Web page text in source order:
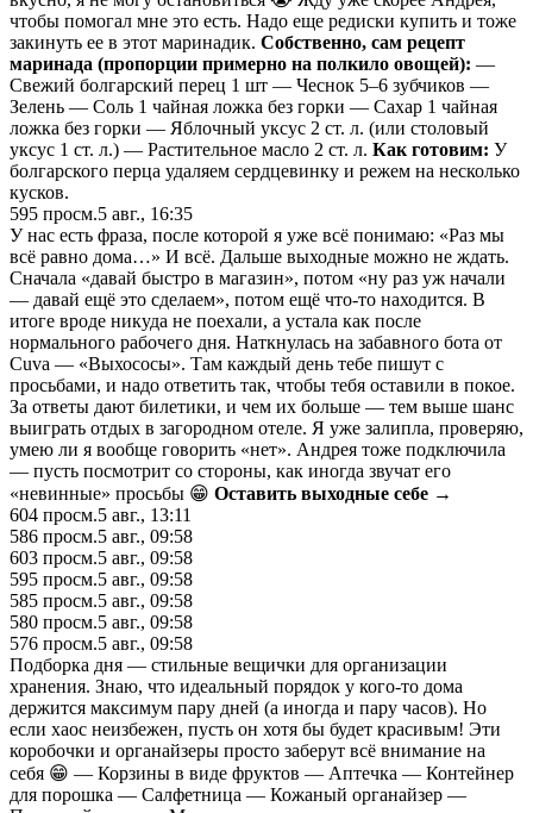
чтобы помогал мне это есть. Надо еще редиски купить и тоже
закинуть ее в этот маринадик. Собственно, сам рецепт
маринада (пропорции примерно на полкило овощей): —
Свежий болгарский перец 1 шт — Чеснок 5–6 зубчиков —
Зелень — Соль 1 чайная ложка без горки — Сахар 1 чайная
ложка без горки — Яблочный уксус 2 ст. л. (или столовый
уксус 1 ст. л.) — Растительное масло 2 ст. л. Как готовим: У
болгарского перца удаляем сердцевинку и режем на несколько
кусков.
595 просм.5 авг., 16:35
У нас есть фраза, после которой я уже всё понимаю: «Раз мы
всё равно дома…» И всё. Дальше выходные можно не ждать.
Сначала «давай быстро в магазин», потом «ну раз уж начали
— давай ещё это сделаем», потом ещё что-то находится. В
итоге вроде никуда не поехали, а устала как после
нормального рабочего дня. Наткнулась на забавного бота от
Cuva — «Выхососы». Там каждый день тебе пишут с
просьбами, и надо ответить так, чтобы тебя оставили в покое.
За ответы дают билетики, и чем их больше — тем выше шанс
выиграть отдых в загородном отеле. Я уже залипла, проверяю,
умею ли я вообще говорить «нет». Андрея тоже подключила
— пусть посмотрит со стороны, как иногда звучат его
«невинные» просьбы 😁 Оставить выходные себе →
604 просм.5 авг., 13:11
586 просм.5 авг., 09:58
603 просм.5 авг., 09:58
595 просм.5 авг., 09:58
585 просм.5 авг., 09:58
580 просм.5 авг., 09:58
576 просм.5 авг., 09:58
Подборка дня — стильные вещички для организации
хранения. Знаю, что идеальный порядок у кого-то дома
держится максимум пару дней (а иногда и пару часов). Но
если хаос неизбежен, пусть он хотя бы будет красивым! Эти
коробочки и органайзеры просто заберут всё внимание на
себя 😁 — Корзины в виде фруктов — Аптечка — Контейнер
для порошка — Салфетница — Кожаный органайзер —